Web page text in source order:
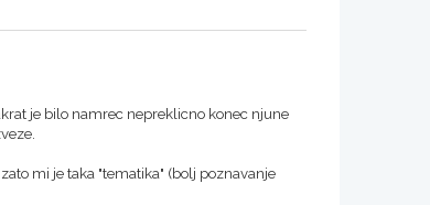
je bilo namrec nepreklicno konec njune
mi je taka "tematika" (bolj poznavanje